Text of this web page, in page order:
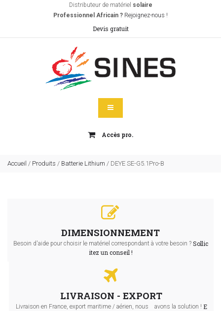
Distributeur de matériel solaire
Professionnel Africain ? Rejoignez-nous !
Devis gratuit
Accès pro.
Accueil / Produits / Batterie Lithium / DEYE SE-G5.1Pro-B
DIMENSIONNEMENT
Besoin d'aide pour choisir le matériel correspondant à votre besoin ? Sollic
itez un conseil !
LIVRAISON - EXPORT
Livraison en France, export maritime / aérien, nous avons la solution ! E